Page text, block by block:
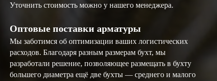
Уточнить стоимость можно у нашего менеджера.
Оптовые поставки арматуры
Мы заботимся об оптимизации ваших логистических
расходов. Благодаря разным размерам бухт, мы
разработали решение, позволяющее размещать в бухту
большего диаметра ещё две бухты — среднего и малого